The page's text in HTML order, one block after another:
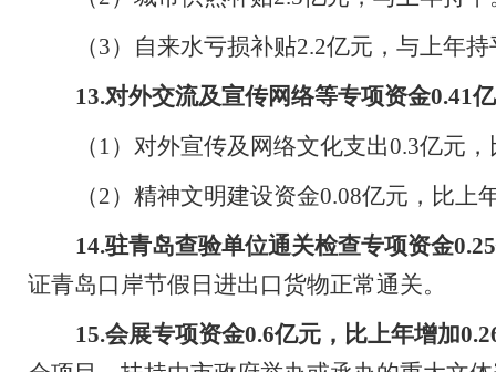
（3）自来水亏损补贴2.2亿元，与上年持
13.对外交流及宣传网络等专项资金0.41
（ 1 ）对外宣传及网络文化支出0.3亿元，
（2）精神文明建设资金0.08亿元，比上
14.驻青岛查验单位通关检查专项资金0.25
证青岛口岸节假日进出口货物正常通关。
15.会展专项资金0.6亿元，比上年增加